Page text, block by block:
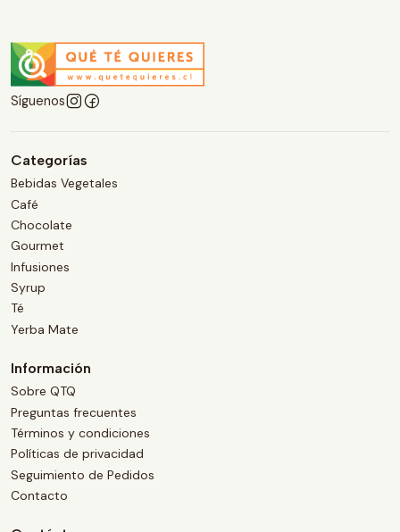
Síguenos
Categorías
Bebidas Vegetales
Café
Chocolate
Gourmet
Infusiones
Syrup
Té
Yerba Mate
Información
Sobre QTQ
Preguntas frecuentes
Términos y condiciones
Políticas de privacidad
Seguimiento de Pedidos
Contacto